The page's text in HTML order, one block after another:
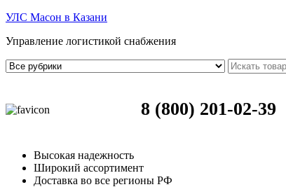
УЛС Масон в Казани
Управление логистикой снабжения
8 (800) 201-02-39
Высокая надежность
Широкий ассортимент
Доставка во все регионы РФ